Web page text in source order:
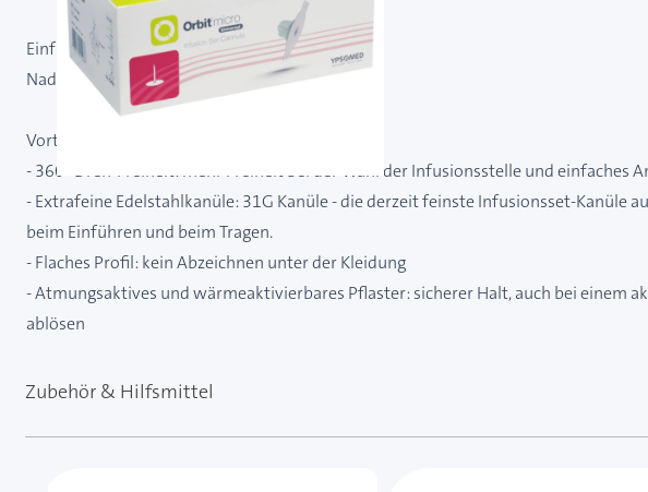
Einführwinkel: 90°
Nadellänge: 5,5 mm
Vorteile des mylife Orbit micro Infusionsset:
- 360° Dreh-Freiheit: mehr Freiheit bei der Wahl der Infusionsstelle und einfaches
- Extrafeine Edelstahlkanüle: 31G Kanüle - die derzeit feinste Infusionsset-
beim Einführen und beim Tragen.
- Flaches Profil: kein Abzeichnen unter der Kleidung
- Atmungsaktives und wärmeaktivierbares Pflaster: sicherer Halt, auch bei einem
ablösen
Zubehör & Hilfsmittel